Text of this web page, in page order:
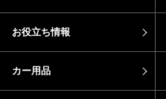
お役立ち情報
カー用品